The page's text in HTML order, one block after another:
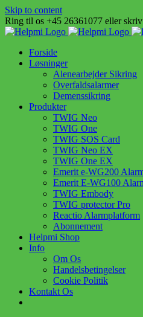
Skip to content
Ring til os +45 26361077 eller skriv
Forside
Løsninger
Alenearbejder Sikring
Overfaldsalarmer
Demenssikring
Produkter
TWIG Neo
TWIG One
TWIG SOS Card
TWIG Neo EX
TWIG One EX
Emerit e-WG200
Emerit E-WG100
TWIG Embody
TWIG protector Pro
Reactio Alarmplatform
Abonnement
Helpmi Shop
Info
Om Os
Handelsbetingelser
Cookie Politik
Kontakt Os